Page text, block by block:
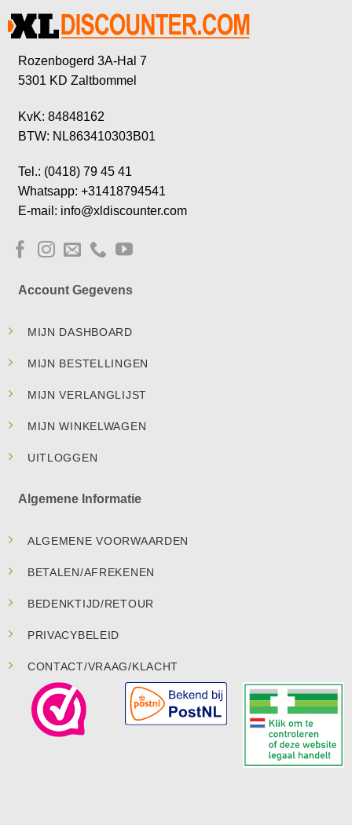
Rozenbogerd 3A-Hal 7
5301 KD Zaltbommel
KvK: 84848162
BTW: NL863410303B01
Tel.: (0418) 79 45 41
Whatsapp: +31418794541
E-mail: info@xldiscounter.com
Account Gegevens
MIJN DASHBOARD
MIJN BESTELLINGEN
MIJN VERLANGLIJST
MIJN WINKELWAGEN
UITLOGGEN
Algemene Informatie
ALGEMENE VOORWAARDEN
BETALEN/AFREKENEN
BEDENKTIJD/RETOUR
PRIVACYBELEID
CONTACT/VRAAG/KLACHT